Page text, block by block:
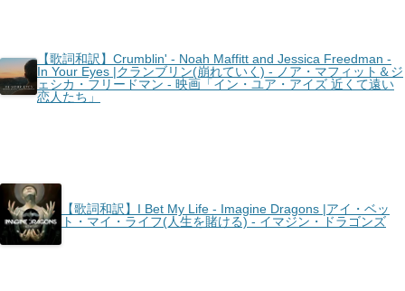
【歌詞和訳】Crumblin' - Noah Maffitt and Jessica Freedman -
In Your Eyes |クランブリン(崩れていく) - ノア・マフィット＆ジ
ェシカ・フリードマン - 映画「イン・ユア・アイズ 近くて遠い
恋人たち」
【歌詞和訳】I Bet My Life - Imagine Dragons |アイ・ベッ
ト・マイ・ライフ(人生を賭ける) - イマジン・ドラゴンズ